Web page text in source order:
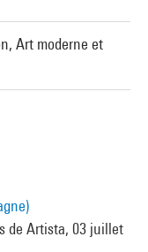
Art moderne et
de Artista, 03 juillet